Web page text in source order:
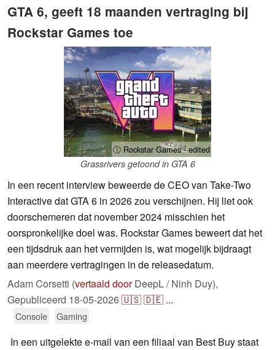
GTA 6, geeft 18 maanden vertraging bij
Rockstar Games toe
ⓘ Rockstar Games - edited
Grassrivers getoond in GTA 6
In een recent interview beweerde de CEO van Take-Two
Interactive dat GTA 6 in 2026 zou verschijnen. Hij liet ook
doorschemeren dat november 2024 misschien het
oorspronkelijke doel was. Rockstar Games beweert dat het
een tijdsdruk aan het vermijden is, wat mogelijk bijdraagt
aan meerdere vertragingen in de releasedatum.
Adam Corsetti (vertaald doorDeepL / Ninh Duy),
Gepubliceerd 18-05-2026🇺🇸🇩🇪 ...
Console Gaming
In een uitgelekte e-mail van een filiaal van Best Buy staat